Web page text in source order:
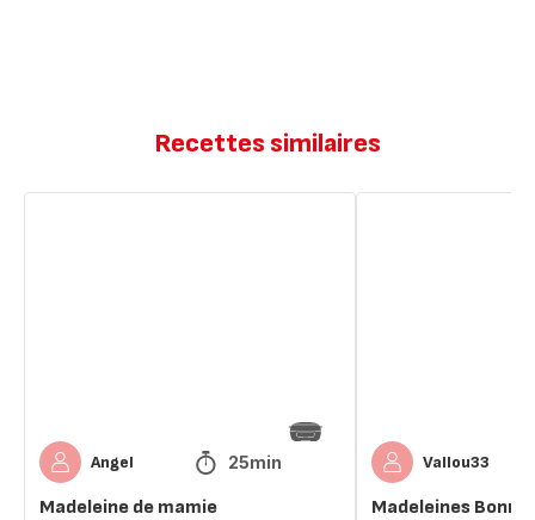
Recettes similaires
Angel 25min
Madeleine de mamie
Vallou33
Madeleines Bonne